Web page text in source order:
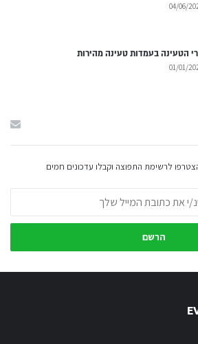
04/06/
הטעינה בעמדות טעינה מהירות
01/01/
לרשימת התפוצה וקבלו עדכונים חמים